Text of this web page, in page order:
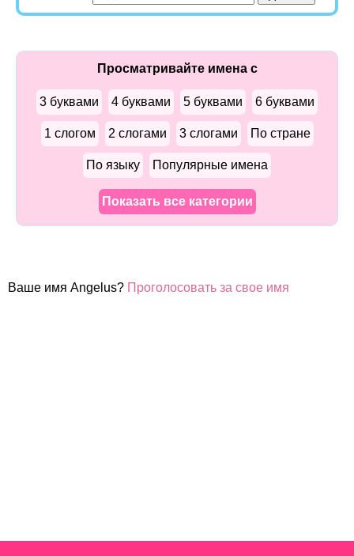
Просматривайте имена с
3 буквами 4 буквами 5 буквами 6 буквами
1 слогом 2 слогами 3 слогами По стране
По языку Популярные имена
Показать все категории
Ваше имя Angelus? Проголосовать за свое имя